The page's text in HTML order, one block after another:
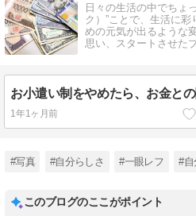
日々の生活の中でちょ
ク）”ことで、生活に
めの元気が出るような
思い、スタートさせた
1年1ヶ月前
#写真 #自分らしさ #一眼レフ #自
このブログのここがポイント